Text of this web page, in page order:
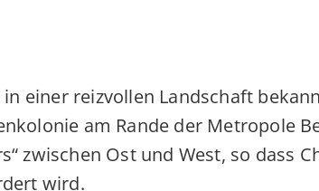
mit
einer reizvollen Landschaft
am Rande der Metropole
zwischen Ost und West, so dass
wird.